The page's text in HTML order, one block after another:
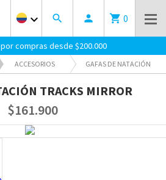
keyboard_arrow_down search person shopping_cart 0
compras desde $200.000
ACCESORIOS GAFAS DE NATACIÓN
TRACKS MIRROR
$161.900